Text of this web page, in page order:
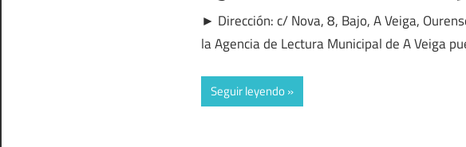
► Dirección: c/ Nova, 8, Bajo, A Veiga,
la Agencia de Lectura Municipal de A Veiga
Seguir leyendo